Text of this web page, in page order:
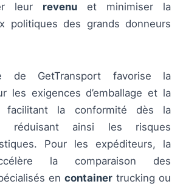
leur revenu et minimiser la
politiques des grands donneurs
de GetTransport favorise la
les exigences d’emballage et la
facilitant la conformité dès la
réduisant ainsi les risques
Pour les expéditeurs, la
la comparaison des
en container trucking ou